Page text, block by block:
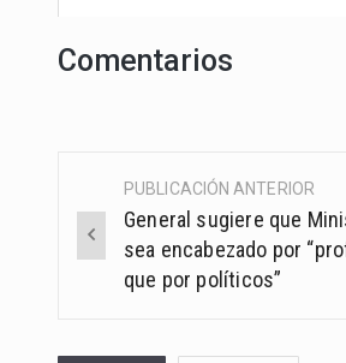
Comentarios
Post
navigation
PUBLICACIÓN ANTERIOR
General sugiere que
sea encabezado por
que por políticos”